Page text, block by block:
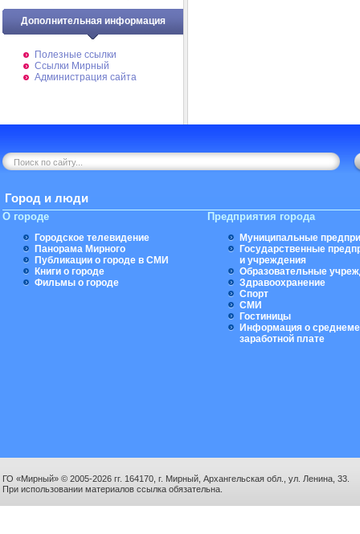
Дополнительная информация
Полезные ссылки
Ссылки Мирный
Администрация сайта
Город и люди
О городе
Городское телевидение
Панорама Мирного
Публикации о городе в СМИ
Книги о городе
Фильмы о городе
Предприятия города
Муниципальные
Государственные
и учреждения
Образовательные
Здравоохранение
Спорт
СМИ
Гостиницы
Информация о
заработной плате
ГО «Мирный» © 2005-2026 гг. 164170, г. Мирный, Архангельская обл., ул. Ленина, 33.
При использовании материалов ссылка обязательна.